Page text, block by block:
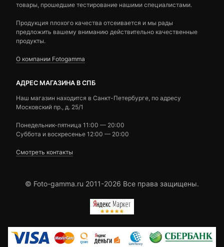
товары, прошедшие тестирование нашими специалистами.
Продукция плохого качества отсеивается и мы рады
предложить вашему вниманию действительно качественные
продукты.
О компании Fotogamma
АДРЕС МАГАЗИНА В СПБ
Наш магазин находится в Санкт-Петербурге, по адресу
Московский пр., д. 25/1
Понедельник-пятница 11:00 — 20:00
Суббота и воскресенье 12:00 — 20:00
Смотреть контакты
© Foto-gamma.ru 2011-2026 Все права защищены.